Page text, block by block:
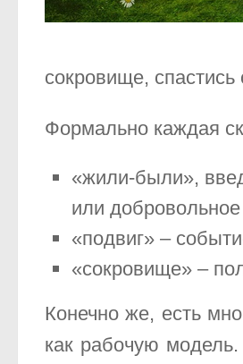
сокровище, спастись
Формально каждая
«жили-были»,
или
«подвиг» –
«сокровище» –
Конечно же, есть
как рабочую модель.